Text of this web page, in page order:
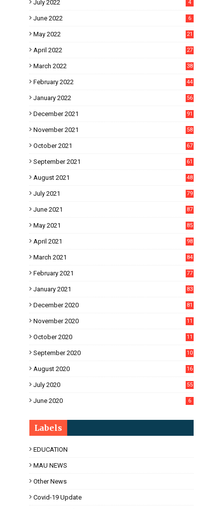
July 2022 4
June 2022 6
May 2022 21
April 2022 27
March 2022 38
February 2022 44
January 2022 56
December 2021 91
November 2021 58
October 2021 67
September 2021 61
August 2021 48
July 2021 79
June 2021 87
May 2021 85
April 2021 98
March 2021 84
February 2021 77
January 2021 83
December 2020 81
November 2020
11
October 2020
11
September 2020
10
August 2020
16
July 2020 55
June 2020 6
Labels
EDUCATION
MAU NEWS
Other News
Covid-19 Update